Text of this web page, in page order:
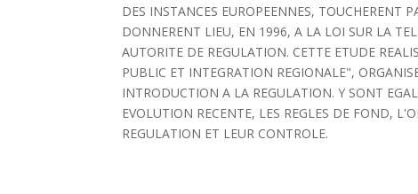
DES INSTANCES EUROPEENNES, TOUCHERENT
DONNERENT LIEU, EN 1996, A LA LOI SUR LA
AUTORITE DE REGULATION. CETTE ETUDE
PUBLIC ET INTEGRATION REGIONALE",
INTRODUCTION A LA REGULATION. Y SONT
EVOLUTION RECENTE, LES REGLES DE FOND,
REGULATION ET LEUR CONTROLE.